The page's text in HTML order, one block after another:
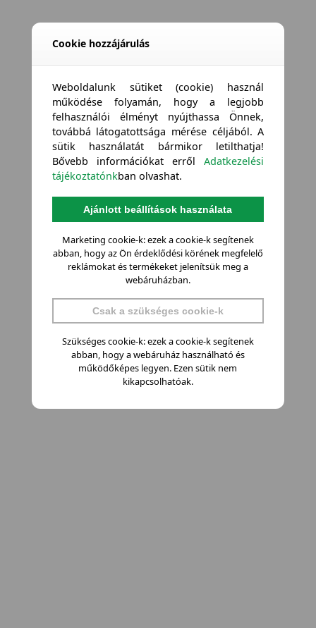
Cookie hozzájárulás
Weboldalunk sütiket (cookie) használ
működése folyamán, hogy a legjobb
felhasználói élményt nyújthassa Önnek,
továbbá látogatottsága mérése céljából. A
sütik használatát bármikor letilthatja!
Bővebb információkat errőlAdatkezelési
tájékoztatónkban olvashat.
Ajánlott beállítások használata
Marketing cookie-k: ezek a cookie-k segítenek
abban, hogy az Ön érdeklődési körének megfelelő
reklámokat és termékeket jelenítsük meg a
webáruházban.
Csak a szükséges cookie-k
Szükséges cookie-k: ezek a cookie-k segítenek
abban, hogy a webáruház használható és
működőképes legyen. Ezen sütik nem
kikapcsolhatóak.